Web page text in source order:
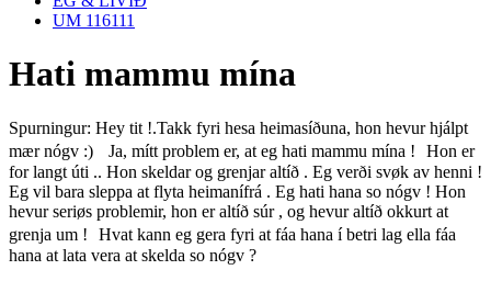
UM 116111
Hati mammu mína
Spurningur: Hey tit !.Takk fyri hesa heimasíðuna, hon hevur hjálpt
mær nógv :) Ja, mítt problem er, at eg hati mammu mína ! Hon er
for langt úti .. Hon skeldar og grenjar altíð . Eg verði svøk av henni !
Eg vil bara sleppa at flyta heimanífrá . Eg hati hana so nógv ! Hon
hevur seriøs problemir, hon er altíð súr , og hevur altíð okkurt at
grenja um ! Hvat kann eg gera fyri at fáa hana í betri lag ella fáa
hana at lata vera at skelda so nógv ?